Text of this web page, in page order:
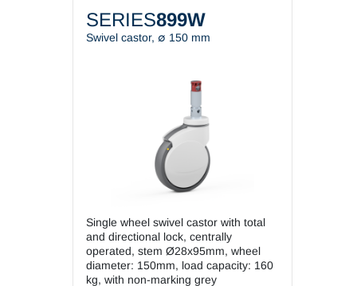
SERIES899W
Swivel castor, ∅ 150 mm
Single wheel swivel castor with total
and directional lock, centrally
operated, stem Ø28x95mm, wheel
diameter: 150mm, load capacity: 160
kg, with non-marking grey